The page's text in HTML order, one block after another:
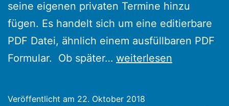
seine eigenen privaten Termine hinzu
fügen. Es handelt sich um eine editierbare
PDF Datei, ähnlich einem ausfüllbaren PDF
Formular. Ob später… Monatsplaner
weiterlesen
Veröffentlicht am 22. Oktober 2018